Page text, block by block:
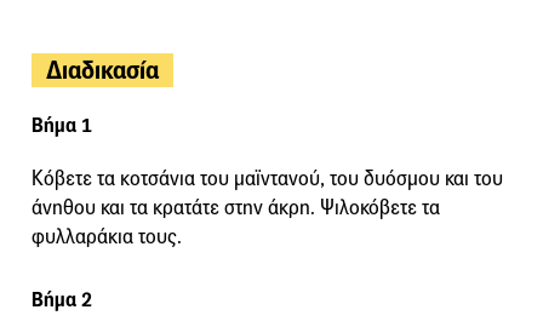
Διαδικασία
Βήμα 1
Κόβετε τα κοτσάνια του μαϊντανού, του δυόσμου και του
άνηθου και τα κρατάτε στην άκρη. Ψιλοκόβετε τα
φυλλαράκια τους.
Βήμα 2